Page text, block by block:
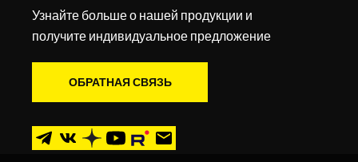
Узнайте больше о нашей продукции и
получите индивидуальное предложение
ОБРАТНАЯ СВЯЗЬ